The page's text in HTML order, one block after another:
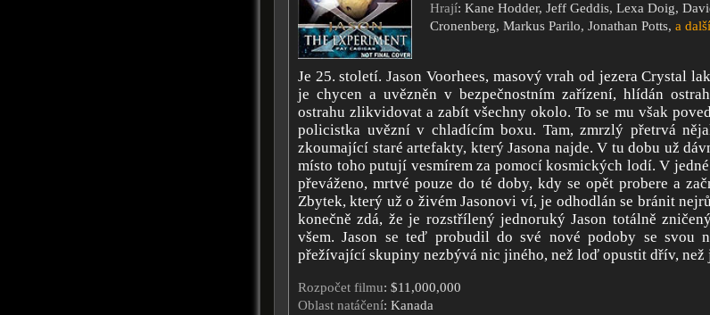
Hrají: Kane Hodder, Jeff Geddis, Lexa Doig,
Cronenberg, Markus Parilo, Jonathan Potts, a
Je 25. století. Jason Voorhees, masový vrah od jezera Crystal
je chycen a uvězněn v bezpečnostním zařízení, hlídán
ostrahu zlikvidovat a zabít všechny okolo. To se mu však
policistka uvězní v chladícím boxu. Tam, zmrzlý přetrvá
zkoumající staré artefakty, který Jasona najde. V tu dobu už
místo toho putují vesmírem za pomocí kosmických lodí. V
převáženo, mrtvé pouze do té doby, kdy se opět probere a
Zbytek, který už o živém Jasonovi ví, je odhodlán se bránit
konečně zdá, že je rozstřílený jednoruký Jason totálně
všem. Jason se teď probudil do své nové podoby se svou
přežívající skupiny nezbývá nic jiného, než loď opustit dřív, než
Rozpočet filmu: $11,000,000
Oblast natáčení: Kanada